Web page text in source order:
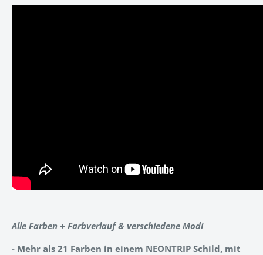
Alle Farben + Farbverlauf & verschiedene Modi
- Mehr als 21 Farben in einem NEONTRIP Schild, mit